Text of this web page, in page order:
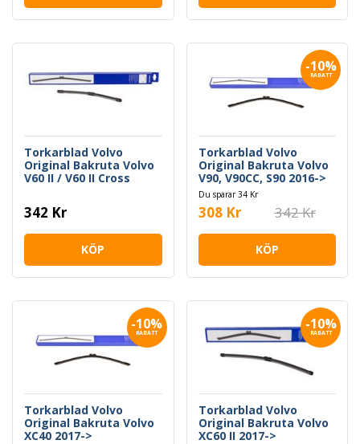
Torkarblad Volvo
Original Bakruta Volvo
V60 II / V60 II Cross
342 Kr
KÖP
-10%
RABATT
Torkarblad Volvo
Original Bakruta Volvo
V90, V90CC, S90 2016->
Du sparar 34 Kr
308 Kr 342 Kr
KÖP
-10%
RABATT
Torkarblad Volvo
Original Bakruta Volvo
XC40 2017->
-10%
RABATT
Torkarblad Volvo
Original Bakruta Volvo
XC60 II 2017->